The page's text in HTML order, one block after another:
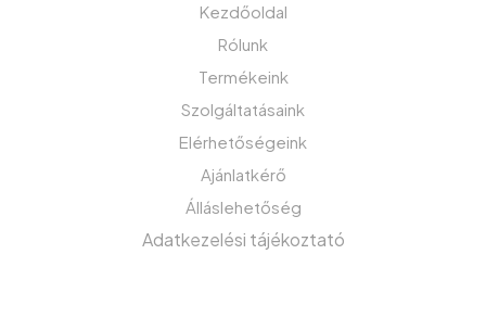
Kezdőoldal
Rólunk
Termékeink
Szolgáltatásaink
Elérhetőségeink
Ajánlatkérő
Álláslehetőség
Adatkezelési tájékoztató